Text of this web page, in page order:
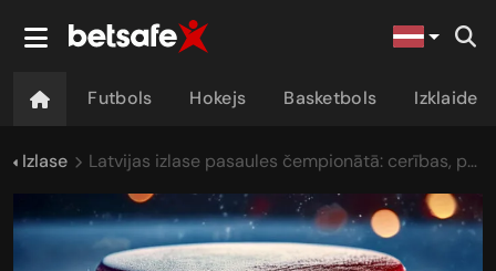
Futbols Hokejs Basketbols Izklaide
Izlase Latvijas izlase pasaules čempionātā: cerības, prognozes un realitāte